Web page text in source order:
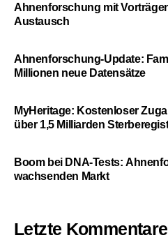
Ahnenforschung mit
Austausch
Ahnenforschung-Update:
Millionen neue Datensätze
MyHeritage: Kostenloser
über 1,5 Milliarden
Boom bei DNA-Tests:
wachsenden Markt
Letzte Kommentare